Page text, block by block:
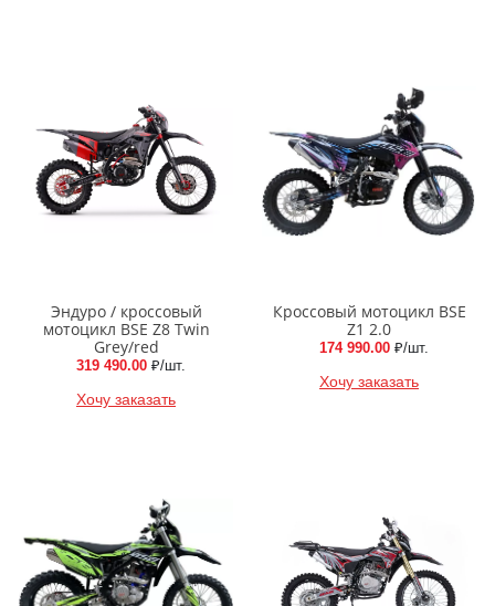
Эндуро / кроссовый
мотоцикл BSE Z8 Twin
Grey/red
319 490.00 ₽/шт.
Хочу заказать
Кроссовый мотоцикл BSE
Z1 2.0
174 990.00 ₽/шт.
Хочу заказать